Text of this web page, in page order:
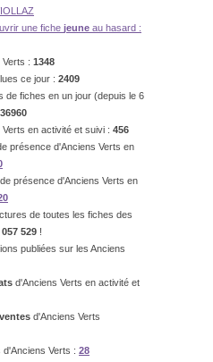
une fiche jeune au hasard :
: 1348
ce jour : 2409
de fiches en un jour (depuis le 6
36960
en activité et suivi : 456
présence d'Anciens Verts en
de présence d'Anciens Verts en
de toutes les fiches des
057 529 !
publiées sur les Anciens
d'Anciens Verts en activité et
d'Anciens Verts
d'Anciens Verts : 28